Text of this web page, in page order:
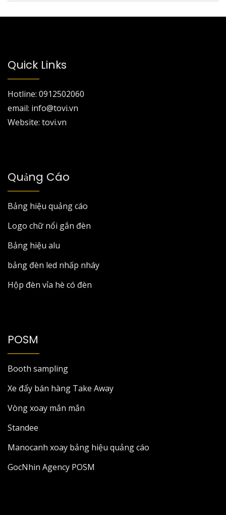
Quick Links
Hotline: 0912502060
email: info@tovi.vn
Website: tovi.vn
Quảng Cáo
Bảng hiệu quảng cáo
Logo chữ nổi gắn đèn
Bảng hiệu alu
bảng đèn led nhấp nháy
Hộp đèn vỉa hè có đèn
POSM
Booth sampling
Xe đẩy bán hàng Take Away
Vòng xoay mắn mắn
Standee
Manocanh xoay bảng hiệu quảng cáo
GocNhin Agency POSM